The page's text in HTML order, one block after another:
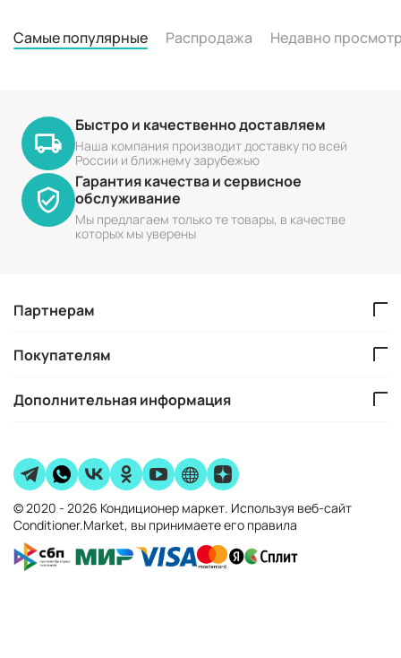
Самые популярные Распродажа Недавно
Быстро и качественно доставляем
Наша компания производит доставку по всей
России и ближнему зарубежью
Гарантия качества и сервисное
обслуживание
Мы предлагаем только те товары, в качестве
которых мы уверены
Партнерам
Покупателям
Дополнительная информация
© 2020 - 2026 Кондиционер маркет. Используя веб-сайт
Conditioner.Market, вы принимаете его правила